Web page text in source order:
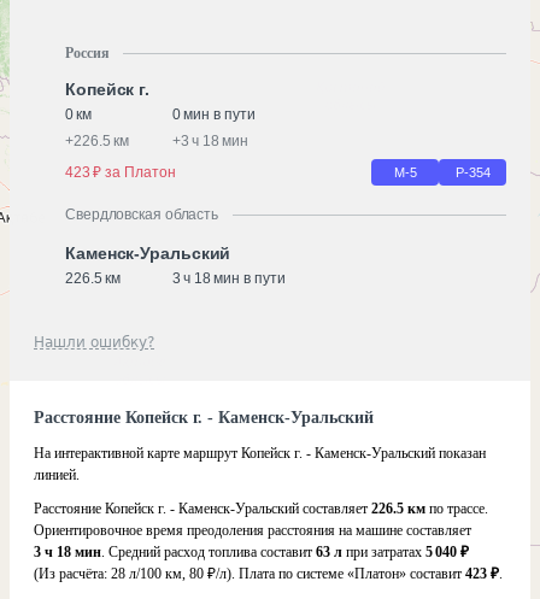
Россия
Копейск г.
0 км
0 мин в пути
+226.5 км +3 ч 18 мин
423 ₽ за Платон
М-5 Р-354
Свердловская область
Каменск-Уральский
226.5 км 3 ч 18 мин в пути
Нашли ошибку?
Расстояние Копейск г. - Каменск-Уральский
На интерактивной карте маршрут Копейск г. - Каменск-Уральский показан
линией.
Расстояние Копейск г. - Каменск-Уральский составляет 226.5 км по трассе.
Ориентировочное время преодоления расстояния на машине составляет
3 ч 18 мин. Средний расход топлива составит 63 л при затратах 5 040 ₽
(Из расчёта: 28 л/100 км, 80 ₽/л). Плата по системе «Платон» составит 423 ₽.